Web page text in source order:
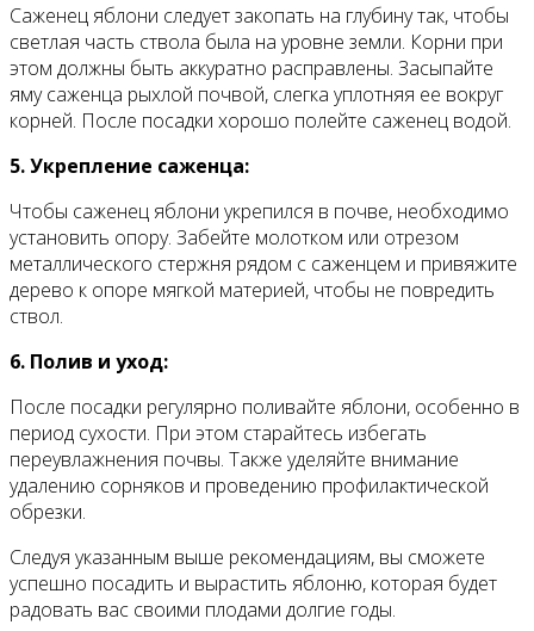
Саженец яблони следует закопать на глубину так, чтобы
светлая часть ствола была на уровне земли. Корни при
этом должны быть аккуратно расправлены. Засыпайте
яму саженца рыхлой почвой, слегка уплотняя ее вокруг
корней. После посадки хорошо полейте саженец водой.
5. Укрепление саженца:
Чтобы саженец яблони укрепился в почве, необходимо
установить опору. Забейте молотком или отрезом
металлического стержня рядом с саженцем и привяжите
дерево к опоре мягкой материей, чтобы не повредить
ствол.
6. Полив и уход:
После посадки регулярно поливайте яблони, особенно в
период сухости. При этом старайтесь избегать
переувлажнения почвы. Также уделяйте внимание
удалению сорняков и проведению профилактической
обрезки.
Следуя указанным выше рекомендациям, вы сможете
успешно посадить и вырастить яблоню, которая будет
радовать вас своими плодами долгие годы.